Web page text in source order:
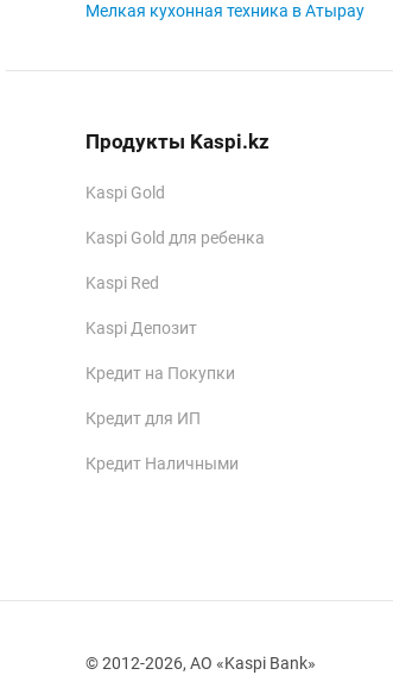
Мелкая кухонная техника в Атырау
Продукты Kaspi.kz
Kaspi Gold
Kaspi Gold для ребенка
Kaspi Red
Kaspi Депозит
Кредит на Покупки
Кредит для ИП
Кредит Наличными
© 2012-2026, АО «Kaspi Bank»